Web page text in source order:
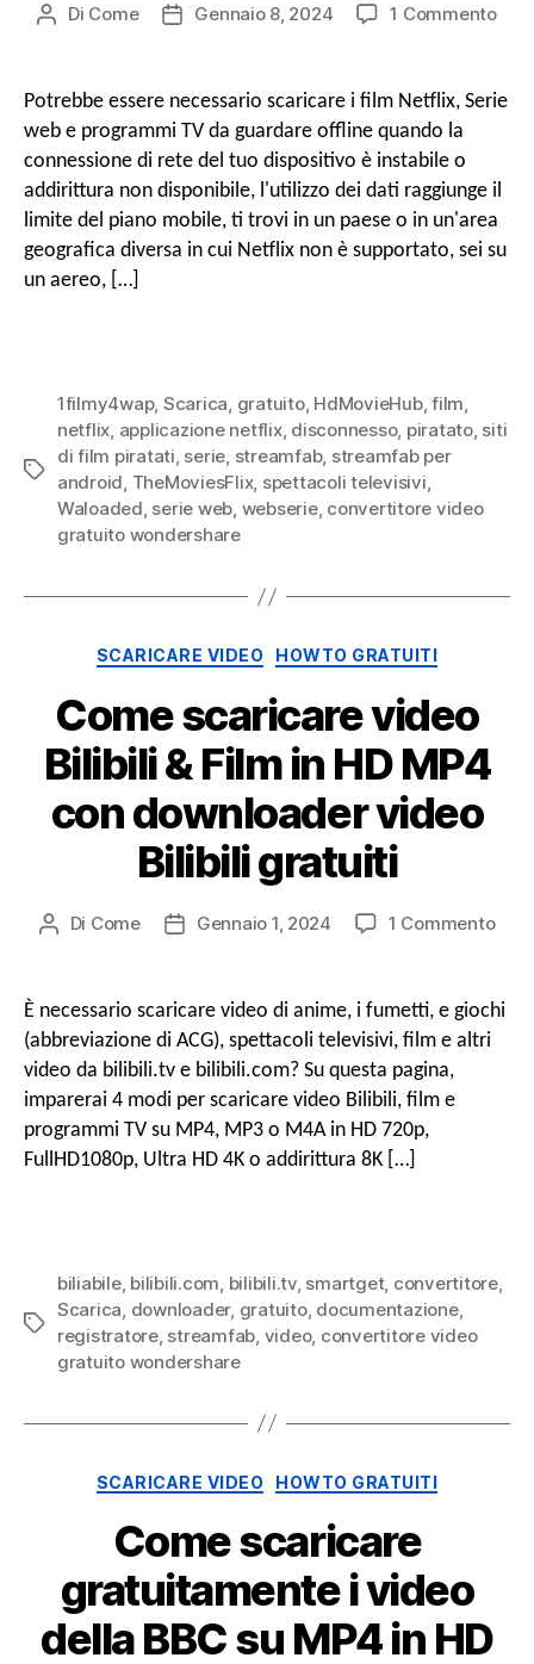
Post
Di Come
DataGennaio 8, 2024 1 CommentoSU
web
&
Potrebbe essere necessario scaricare i film Netflix, Serie
web e programmi TV da guardare offline quando la
connessione di rete del tuo dispositivo è instabile o
addirittura non disponibile, l'utilizzo dei dati raggiunge il
limite del piano mobile, ti trovi in ​​un paese o in un'area
geografica diversa in cui Netflix non è supportato, sei su
un aereo, […]
Tag
1filmy4wap, Scarica, gratuito, HdMovieHub,film,
netflix, applicazione netflix, disconnesso, piratato, siti
di film piratati, serie, streamfab, streamfab per
android, TheMoviesFlix, spettacoli televisivi,
Waloaded, serie web, webserie, convertitore video
gratuito wondershare
Categorie
SCARICARE VIDEO HOWTO GRATUITI
Come scaricare video
Bilibili & Film in HD MP4
con downloader video
Bilibili gratuiti
Post
Di Come
DataGennaio 1, 2024 1 CommentoSU
È necessario scaricare video di anime, i fumetti, e giochi
(abbreviazione di ACG), spettacoli televisivi, film e altri
video da bilibili.tv e bilibili.com? Su questa pagina,
imparerai 4 modi per scaricare video Bilibili, film e
programmi TV su MP4, MP3 o M4A in HD 720p,
FullHD1080p, Ultra HD 4K o addirittura 8K […]
Tag
biliabile, bilibili.com bilibili.tv, smartget, convertitore,
Scarica downloader, gratuito, documentazione,
registratore, streamfab video, convertitore video
gratuito wondershare
Categorie
SCARICARE VIDEO HOWTO GRATUITI
Come scaricare
gratuitamente i video
della BBC su MP4 in HD